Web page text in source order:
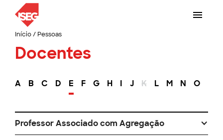
Início/ Pessoas
Docentes
A B C D E F G H I J K L M N O
Professor Associado com Agregação